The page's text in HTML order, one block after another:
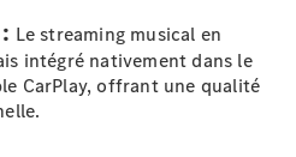
Le streaming musical en
intégré nativement dans le
CarPlay, offrant une qualité